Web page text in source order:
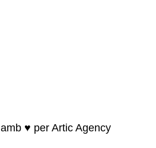
amb ♥️ per Artic Agency